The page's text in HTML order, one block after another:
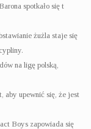
spotkało się t
żużla staje się
na ligę polską,
aby upewnić się, że jest
Boys zapowiada się